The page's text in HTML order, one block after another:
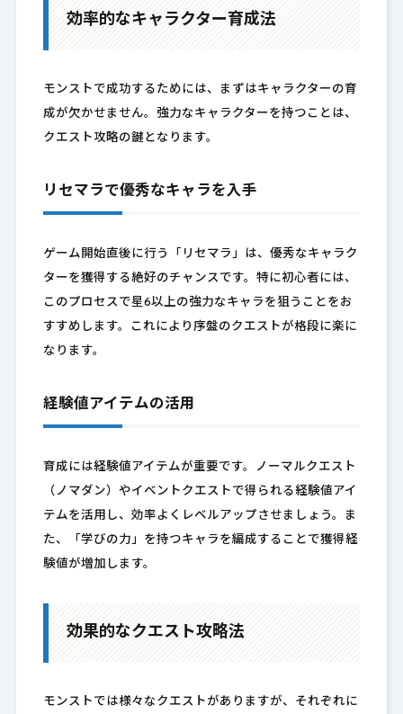
効率的なキャラクター育成法
モンストで成功するためには、まずはキャラクターの育
成が欠かせません。強力なキャラクターを持つことは、
クエスト攻略の鍵となります。
リセマラで優秀なキャラを入手
ゲーム開始直後に行う「リセマラ」は、優秀なキャラク
ターを獲得する絶好のチャンスです。特に初心者には、
このプロセスで星6以上の強力なキャラを狙うことをお
すすめします。これにより序盤のクエストが格段に楽に
なります。
経験値アイテムの活用
育成には経験値アイテムが重要です。ノーマルクエスト
（ノマダン）やイベントクエストで得られる経験値アイ
テムを活用し、効率よくレベルアップさせましょう。ま
た、「学びの力」を持つキャラを編成することで獲得経
験値が増加します。
効果的なクエスト攻略法
モンストでは様々なクエストがありますが、それぞれに